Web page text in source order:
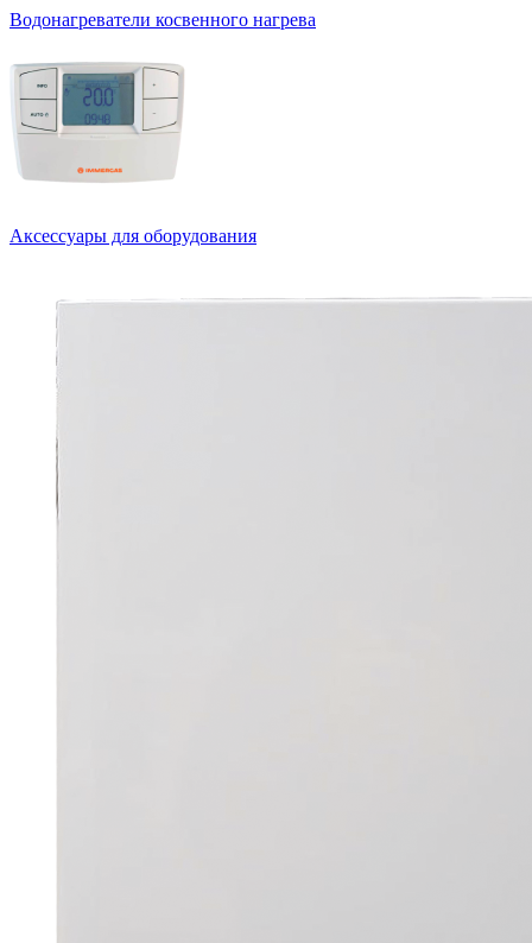
Водонагреватели косвенного нагрева
Аксессуары для оборудования